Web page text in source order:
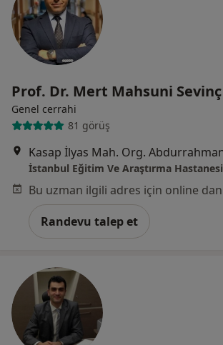
Prof. Dr. Mert Mahsuni Sevinç
Genel cerrahi
81 görüş
İstanbul Eğitim Ve Araştırma Hastanesi
Randevu talep et